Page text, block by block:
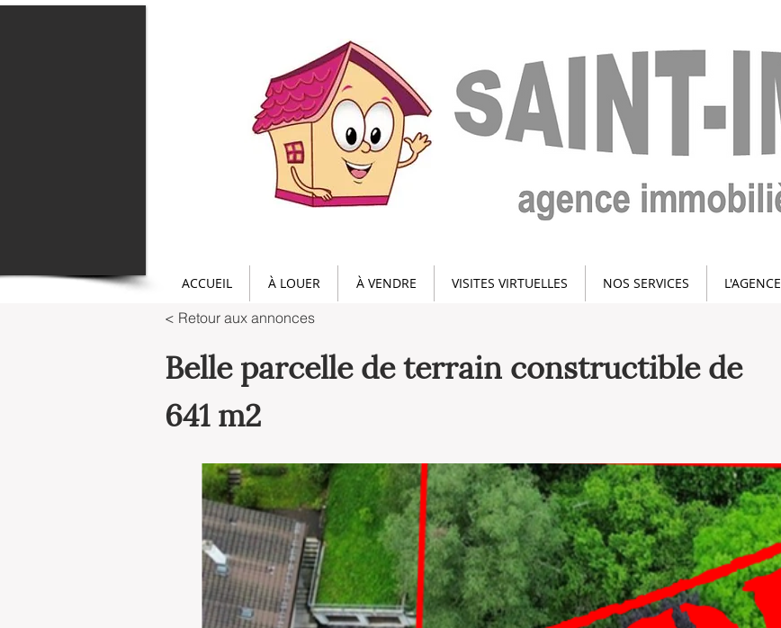
ACCUEIL À LOUER À VENDRE VISITES VIRTUELLES NOS SERVICES L'AGENCE
< Retour aux annonces
Belle parcelle de terrain constructible de
641 m2